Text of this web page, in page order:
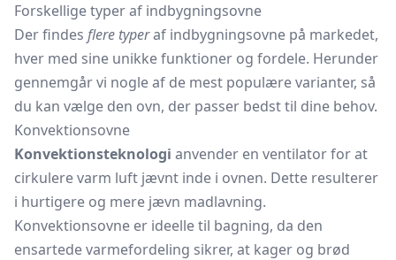
Forskellige typer af indbygningsovne
Der findes flere typeraf indbygningsovne på markedet,
hver med sine unikke funktioner og fordele. Herunder
gennemgår vi nogle af de mest populære varianter, så
du kan vælge den ovn, der passer bedst til dine behov.
Konvektionsovne
Konvektionsteknologi anvender en ventilatorfor at
cirkulere varm luft jævnt inde i ovnen. Dette resulterer
i hurtigere og mere jævn madlavning.
Konvektionsovne er ideelle til bagning, da den
ensartede varmefordeling sikrer, at kager og brød